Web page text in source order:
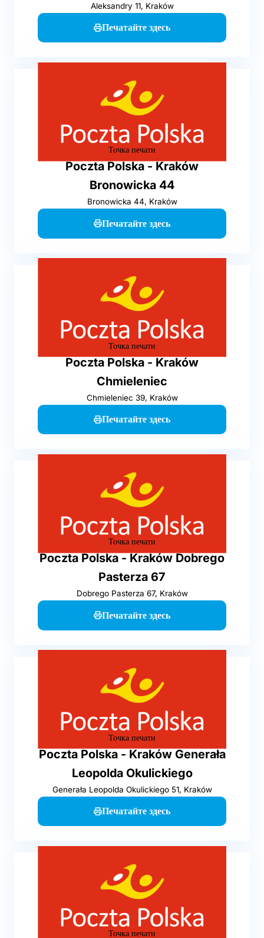
Aleksandry 11, Kraków
Печатайте здесь
Точка печати
Poczta Polska - Kraków
Bronowicka 44
Bronowicka 44, Kraków
Печатайте здесь
Точка печати
Poczta Polska - Kraków
Chmieleniec
Chmieleniec 39, Kraków
Печатайте здесь
Точка печати
Poczta Polska - Kraków Dobrego
Pasterza 67
Dobrego Pasterza 67, Kraków
Печатайте здесь
Точка печати
Poczta Polska - Kraków Generała
Leopolda Okulickiego
Generała Leopolda Okulickiego 51, Kraków
Печатайте здесь
Точка печати